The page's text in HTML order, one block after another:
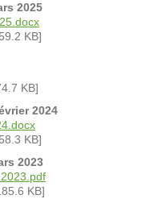
2025
KB]
KB]
2024
KB]
2023
KB]